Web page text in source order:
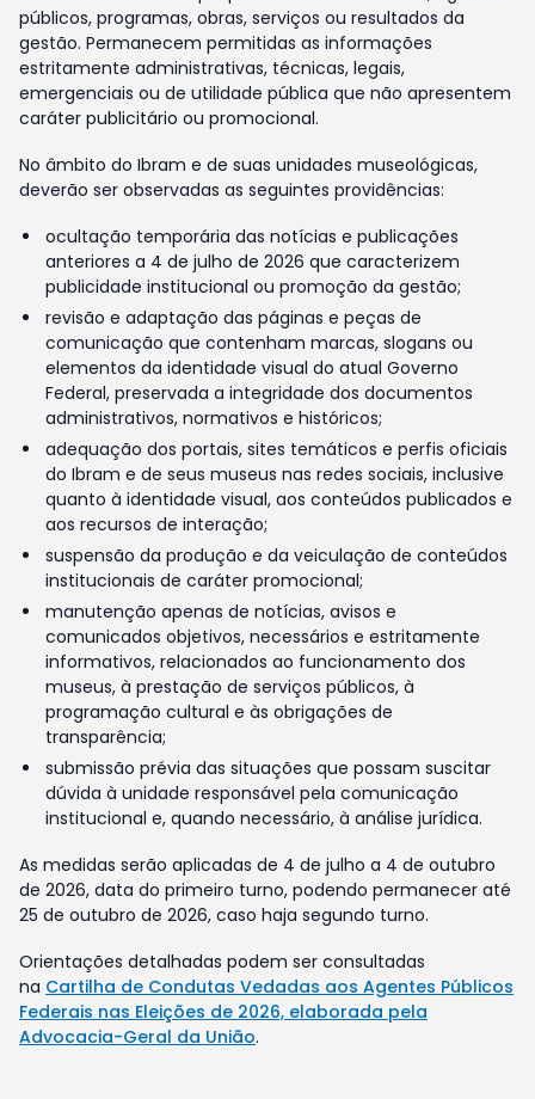
públicos, programas, obras, serviços ou resultados da
gestão. Permanecem permitidas as informações
estritamente administrativas, técnicas, legais,
emergenciais ou de utilidade pública que não apresentem
caráter publicitário ou promocional.
No âmbito do Ibram e de suas unidades museológicas,
deverão ser observadas as seguintes providências:
ocultação temporária das notícias e publicações
anteriores a 4 de julho de 2026 que caracterizem
publicidade institucional ou promoção da gestão;
revisão e adaptação das páginas e peças de
comunicação que contenham marcas, slogans ou
elementos da identidade visual do atual Governo
Federal, preservada a integridade dos documentos
administrativos, normativos e históricos;
adequação dos portais, sites temáticos e perfis oficiais
do Ibram e de seus museus nas redes sociais, inclusive
quanto à identidade visual, aos conteúdos publicados e
aos recursos de interação;
suspensão da produção e da veiculação de conteúdos
institucionais de caráter promocional;
manutenção apenas de notícias, avisos e
comunicados objetivos, necessários e estritamente
informativos, relacionados ao funcionamento dos
museus, à prestação de serviços públicos, à
programação cultural e às obrigações de
transparência;
submissão prévia das situações que possam suscitar
dúvida à unidade responsável pela comunicação
institucional e, quando necessário, à análise jurídica.
As medidas serão aplicadas de 4 de julho a 4 de outubro
de 2026, data do primeiro turno, podendo permanecer até
25 de outubro de 2026, caso haja segundo turno.
Orientações detalhadas podem ser consultadas
na Cartilha de Condutas Vedadas aos Agentes Públicos
Federais nas Eleições de 2026, elaborada pela
Advocacia-Geral da União.